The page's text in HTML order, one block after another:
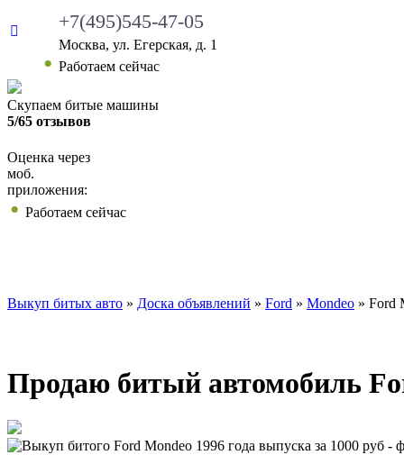
+7(495)545-47-05
Москва, ул. Егерская, д. 1
Работаем сейчас
Скупаем битые машины
5/65 отзывов
Оценка через
моб.
приложения:
Работаем сейчас
Выкуп битых авто » Доска объявлений » Ford » Mondeo » Ford
Продаю битый автомобиль